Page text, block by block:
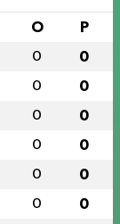
O P
0 0
0 0
0 0
0 0
0 0
0 0